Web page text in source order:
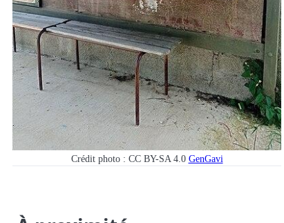
Crédit photo : CC BY-SA 4.0 GenGavi